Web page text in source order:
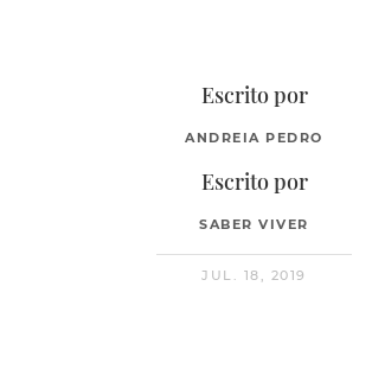
Escrito por
ANDREIA PEDRO
Escrito por
SABER VIVER
JUL. 18, 2019